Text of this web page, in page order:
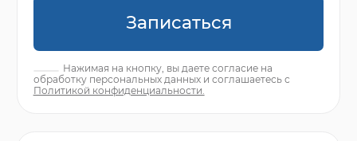
Записаться
Нажимая на кнопку, вы даете согласие на
обработку персональных данных и соглашаетесь с
Политикой конфиденциальности.